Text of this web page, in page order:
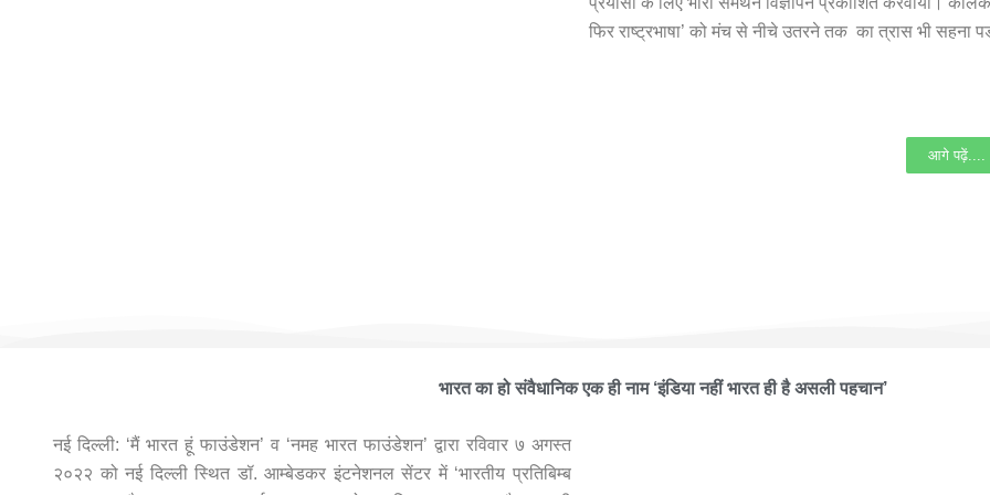
फिर राष्ट्रभाषा’ को मंच से नीचे उतरने तक का त्रास भी सहना
आगे पढ़ें....
भारत का हो संवैधानिक एक ही नाम ‘इंडिया नहीं भारत ही है असली पहचान’
नई दिल्ली: ‘मैं भारत हूं फाउंडेशन’ व ‘नमह भारत फाउंडेशन’ द्वारा रविवार ७ अगस्त
२०२२ को नई दिल्ली स्थित डॉ. आम्बेडकर इंटनेशनल सेंटर में ‘भारतीय प्रतिबिम्ब